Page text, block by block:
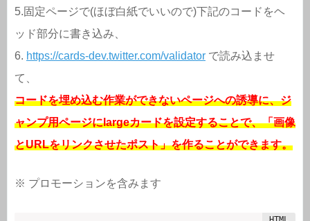
5.固定ページで(ほぼ白紙でいいので)下記のコードをヘ
ッド部分に書き込み、
6. https://cards-dev.twitter.com/validator で読み込ませ
て、
コードを埋め込む作業ができないページへの誘導に、ジ
ャンプ用ページにlargeカードを設定することで、「画像
とURLをリンクさせたポスト」を作ることができます。
※ プロモーションを含みます